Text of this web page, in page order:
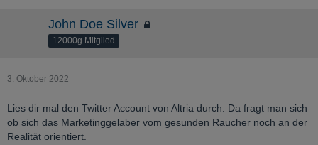
John Doe Silver
12000g Mitglied
3. Oktober 2022
Lies dir mal den Twitter Account von Altria durch. Da fragt man sich
ob sich das Marketinggelaber vom gesunden Raucher noch an der
Realität orientiert.